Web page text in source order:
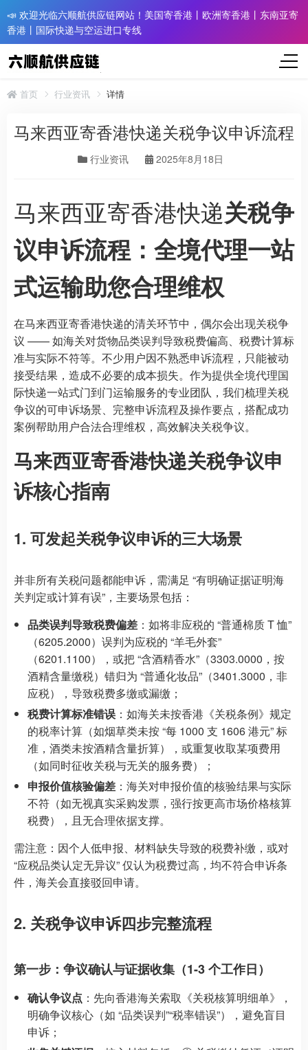
📣 欢迎光临六顺航供应链网站！美国寄香港丨欧洲寄香港丨东南亚寄
香港丨国际快递与空运进口专线
首页 行业资讯 详情
马来西亚寄香港快递关税争议申诉流程
行业资讯 2025年8月18日
马来西亚寄香港快递关税争
议申诉流程：全境代理一站
式运输助您合理维权
在马来西亚寄香港快递的清关环节中，偶尔会出现关税争
议 —— 如海关对货物品类误判导致税费偏高、税费计算标
准与实际不符等。不少用户因不熟悉申诉流程，只能被动
接受结果，造成不必要的成本损失。作为提供全境代理国
际快递一站式门到门运输服务的专业团队，我们梳理关税
争议的可申诉场景、完整申诉流程及操作要点，搭配成功
案例帮助用户合法合理维权，高效解决关税争议。
马来西亚寄香港快递关税争议申
诉核心指南
1. 可发起关税争议申诉的三大场景
并非所有关税问题都能申诉，需满足 “有明确证据证明海
关判定或计算有误”，主要场景包括：
品类误判导致税费偏差 ：如将非应税的 “普通棉质 T 恤”
（6205.2000）误判为应税的 “羊毛外套”
（6201.1100），或把 “含酒精香水”（3303.0000，按
酒精含量缴税）错归为 “普通化妆品”（3401.3000，非
应税），导致税费多缴或漏缴；
税费计算标准错误 ：如海关未按香港《关税条例》规定
的税率计算（如烟草类未按 “每 1000 支 1606 港元” 标
准，酒类未按酒精含量折算），或重复收取某项费用
（如同时征收关税与无关的服务费）；
申报价值核验偏差 ：海关对申报价值的核验结果与实际
不符（如无视真实采购发票，强行按更高市场价格核算
税费），且无合理依据支撑。
需注意：因个人低申报、材料缺失导致的税费补缴，或对
“应税品类认定无异议” 仅认为税费过高，均不符合申诉条
件，海关会直接驳回申请。
2. 关税争议申诉四步完整流程
第一步：争议确认与证据收集（1-3 个工作日）
确认争议点 ：先向香港海关索取《关税核算明细单》，
明确争议核心（如 “品类误判”“税率错误”），避免盲目
申诉；